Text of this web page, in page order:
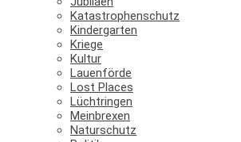
Katastrophenschutz
Kindergarten
Kriege
Kultur
Lauenförde
Lost Places
Lüchtringen
Meinbrexen
Naturschutz